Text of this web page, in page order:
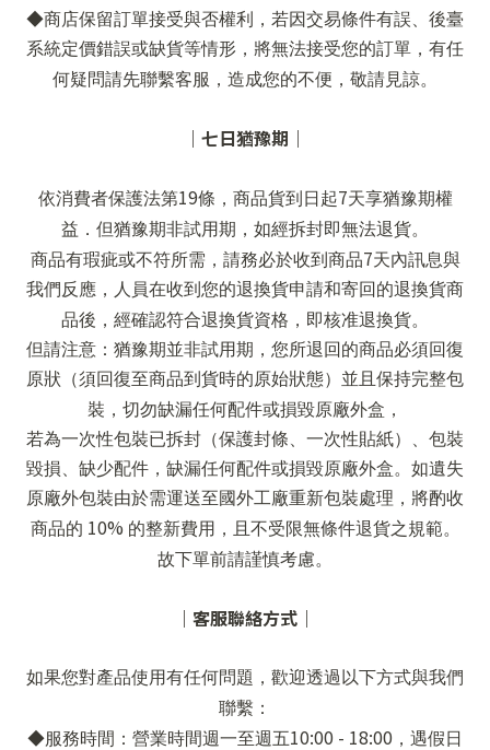
◆商店保留訂單接受與否權利，若因交易條件有誤、後臺
系統定價錯誤或缺貨等情形，將無法接受您的訂單，有任
何疑問請先聯繫客服，造成您的不便，敬請見諒。
｜七日猶豫期｜
依消費者保護法第19條，商品貨到日起7天享猶豫期權
益．但猶豫期非試用期，如經拆封即無法退貨。
商品有瑕疵或不符所需，請務必於收到商品7天內訊息與
我們反應，人員在收到您的退換貨申請和寄回的退換貨商
品後，經確認符合退換貨資格，即核准退換貨。
但請注意：猶豫期並非試用期，您所退回的商品必須回復
原狀（須回復至商品到貨時的原始狀態）並且保持完整包
裝，切勿缺漏任何配件或損毀原廠外盒，
若為一次性包裝已拆封（保護封條、一次性貼紙）、包裝
毀損、缺少配件，缺漏任何配件或損毀原廠外盒。如遺失
原廠外包裝由於需運送至國外工廠重新包裝處理，將酌收
商品的 10% 的整新費用，且不受限無條件退貨之規範。
故下單前請謹慎考慮。
｜客服聯絡方式｜
如果您對產品使用有任何問題，歡迎透過以下方式與我們
聯繫：
◆服務時間：營業時間週一至週五10:00 - 18:00 ，遇假日